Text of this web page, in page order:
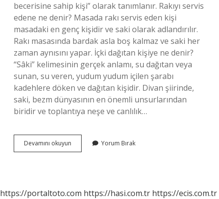
becerisine sahip kişi” olarak tanımlanır. Rakıyı servis
edene ne denir? Masada rakı servis eden kişi
masadaki en genç kişidir ve saki olarak adlandırılır.
Rakı masasında bardak asla boş kalmaz ve saki her
zaman aynısını yapar. İçki dağıtan kişiye ne denir?
“Sâki” kelimesinin gerçek anlamı, su dağıtan veya
sunan, su veren, yudum yudum içilen şarabı
kadehlere döken ve dağıtan kişidir. Divan şiirinde,
saki, bezm dünyasının en önemli unsurlarından
biridir ve toplantıya neşe ve canlılık…
Devamını okuyun
Servisi
Yorum Bırak
https://portaltoto.com https://hasi.com.tr https://ecis.com.tr